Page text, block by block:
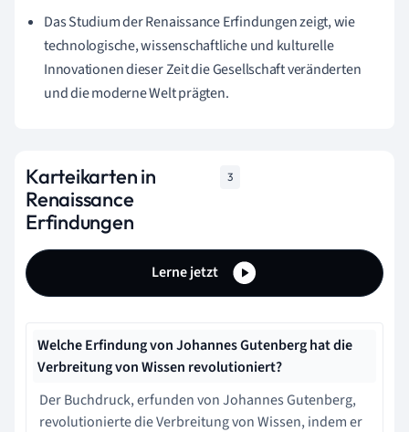
Das Studium der Renaissance Erfindungen zeigt, wie
technologische, wissenschaftliche und kulturelle
Innovationen dieser Zeit die Gesellschaft veränderten
und die moderne Welt prägten.
Karteikarten in
Renaissance
Erfindungen
3
Lerne jetzt
Welche Erfindung von Johannes Gutenberg hat die
Verbreitung von Wissen revolutioniert?
Der Buchdruck, erfunden von Johannes Gutenberg,
revolutionierte die Verbreitung von Wissen, indem er